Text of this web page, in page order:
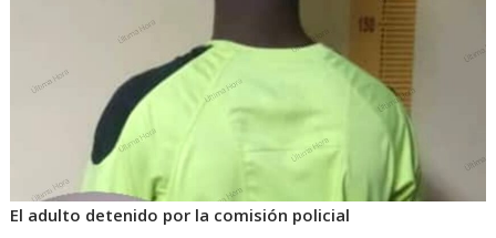
El adulto detenido por la comisión policial